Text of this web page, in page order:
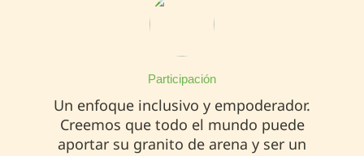
Participación
Un enfoque inclusivo y empoderador.
Creemos que todo el mundo puede
aportar su granito de arena y ser un